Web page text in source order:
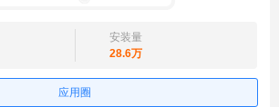
安装量
28.6万
应用圈